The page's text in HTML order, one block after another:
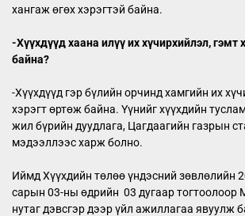
хангаж өгөх хэрэгтэй байна.
-Хүүхдүүд хаана илүү их хүчирхийлэл, гэмт
байна?
-Хүүхдүүд гэр бүлийн орчинд хамгийн их
хэрэгт өртөж байна. Үүнийг хүүхдийн
жил бүрийн дуудлага, Цагдаагийн газрын
мэдээллээс харж болно.
Иймд Хүүхдийн төлөө үндэсний зөвлөлийн
сарын 03-ны өдрийн 03 дугаар тогтоолоор
нутаг дэвсгэр дээр үйл ажиллагаа явуулж